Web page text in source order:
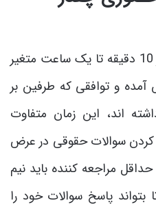
مدت زمان مشاوره حضوری از 10 دقیقه تا یک ساعت متغیر
و توافقی که طرفین بر
اند، این زمان متفاوت
سوالات حقوقی در عرض
مراجعه کننده باید نیم
پاسخ سوالات خود را